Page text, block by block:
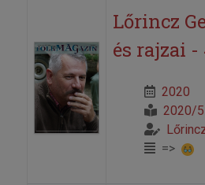
Lőrincz
és rajzai -
2020
2020/5
=>